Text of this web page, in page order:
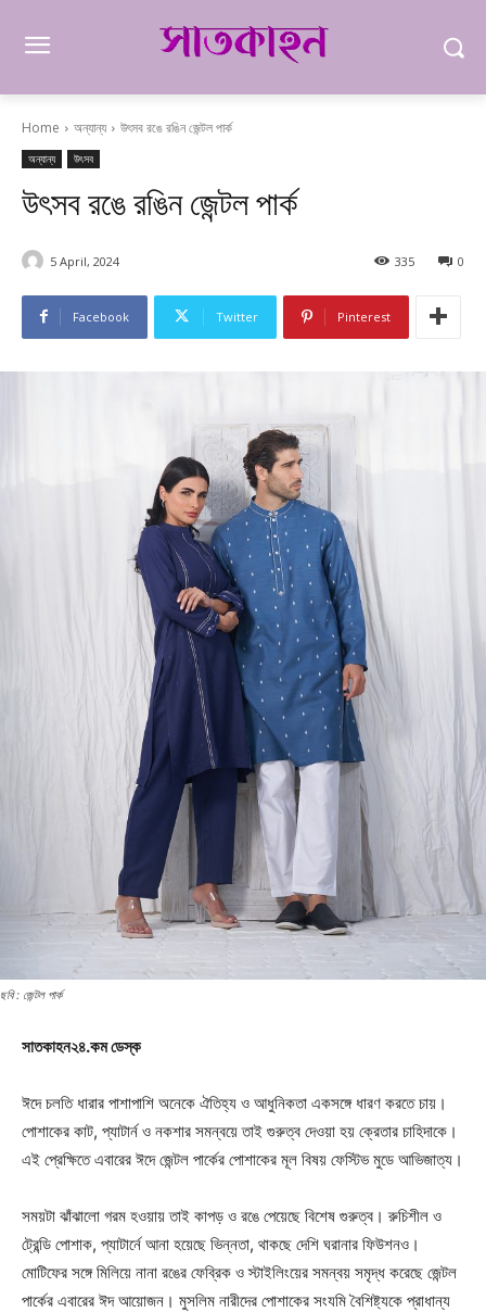
Home অন্যান্য উৎসব রঙে রঙিন জেন্টল পার্ক
অন্যান্য উৎসব
উৎসব রঙে রঙিন জেন্টল পার্ক
5 April, 2024 0
335
Facebook Twitter Pinterest
ছবি : জেন্টল পার্ক
সাতকাহন২৪.কম ডেস্ক
ঈদে চলতি ধারার পাশাপাশি অনেকে ঐতিহ্য ও আধুনিকতা একসঙ্গে ধারণ করতে চায়।
পোশাকের কাট, প্যাটার্ন ও নকশার সমন্বয়ে তাই গুরুত্ব দেওয়া হয় ক্রেতার চাহিদাকে।
এই প্রেক্ষিতে এবারের ঈদে জেন্টল পার্কের পোশাকের মূল বিষয় ফেস্টিভ মুডে আভিজাত্য।
সময়টা ঝাঁঝালো গরম হওয়ায় তাই কাপড় ও রঙে পেয়েছে বিশেষ গুরুত্ব। রুচিশীল ও
ট্রেন্ডি পোশাক, প্যাটার্নে আনা হয়েছে ভিন্নতা, থাকছে দেশি ঘরানার ফিউশনও।
মোটিফের সঙ্গে মিলিয়ে নানা রঙের ফেব্রিক ও স্টাইলিংয়ের সমন্বয় সমৃদ্ধ করেছে জেন্টল
পার্কের এবারের ঈদ আয়োজন। মুসলিম নারীদের পোশাকের সংযমি বৈশিষ্ট্যকে প্রাধান্য